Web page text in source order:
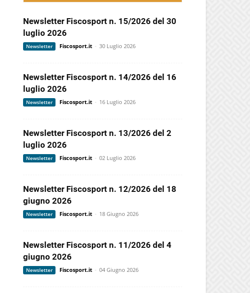
Newsletter Fiscosport n. 15/2026 del 30
luglio 2026
Newsletter Fiscosport.it - 30 Luglio 2026
Newsletter Fiscosport n. 14/2026 del 16
luglio 2026
Newsletter Fiscosport.it - 16 Luglio 2026
Newsletter Fiscosport n. 13/2026 del 2
luglio 2026
Newsletter Fiscosport.it - 02 Luglio 2026
Newsletter Fiscosport n. 12/2026 del 18
giugno 2026
Newsletter Fiscosport.it - 18 Giugno 2026
Newsletter Fiscosport n. 11/2026 del 4
giugno 2026
Newsletter Fiscosport.it - 04 Giugno 2026